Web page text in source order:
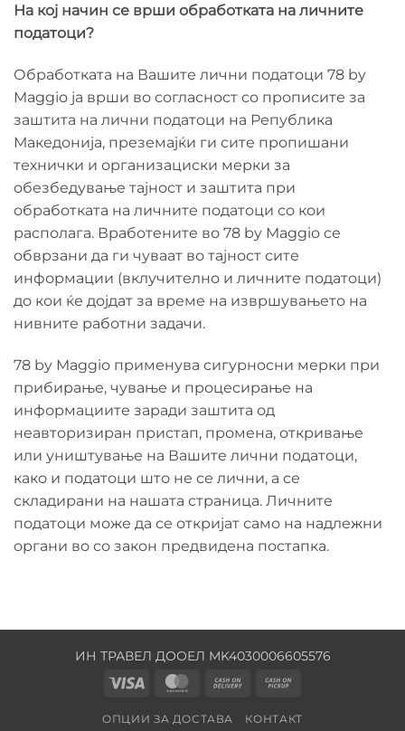
На кој начин се врши обработката на личните
податоци?
Обработката на Вашите лични податоци 78 by
Maggio ја врши во согласност со прописите за
заштита на лични податоци на Република
Македонија, преземајќи ги сите пропишани
технички и организациски мерки за
обезбедување тајност и заштита при
обработката на личните податоци со кои
располага. Вработените во 78 by Maggio се
обврзани да ги чуваат во тајност сите
информации (вклучително и личните податоци)
до кои ќе дојдат за време на извршувањето на
нивните работни задачи.
78 by Maggio применува сигурносни мерки при
прибирање, чување и процесирање на
информациите заради заштита од
неавторизиран пристап, промена, откривање
или уништување на Вашите лични податоци,
како и податоци што не се лични, а се
складирани на нашата страница. Личните
податоци може да се откријат само на надлежни
органи во со закон предвидена постапка.
ИН ТРАВЕЛ ДООЕЛ MK4030006605576
Visa
MasterCard
Cash
DeliveryPickup
ОПЦИИ ЗА ДОСТАВА КОНТАКТ